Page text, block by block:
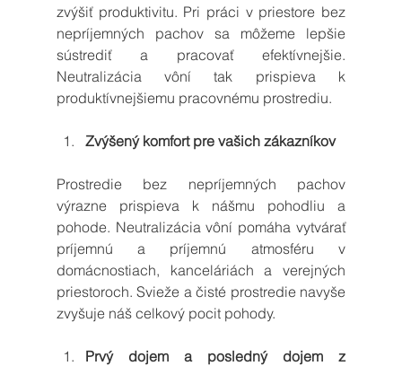
zvýšiť produktivitu. Pri práci v priestore bez
nepríjemných pachov sa môžeme lepšie
sústrediť a pracovať efektívnejšie.
Neutralizácia vôní tak prispieva k
produktívnejšiemu pracovnému prostrediu.
Zvýšený komfort pre vašich zákazníkov
Prostredie bez nepríjemných pachov
výrazne prispieva k nášmu pohodliu a
pohode. Neutralizácia vôní pomáha vytvárať
príjemnú a príjemnú atmosféru v
domácnostiach, kanceláriách a verejných
priestoroch. Svieže a čisté prostredie navyše
zvyšuje náš celkový pocit pohody.
Prvý dojem a posledný dojem z